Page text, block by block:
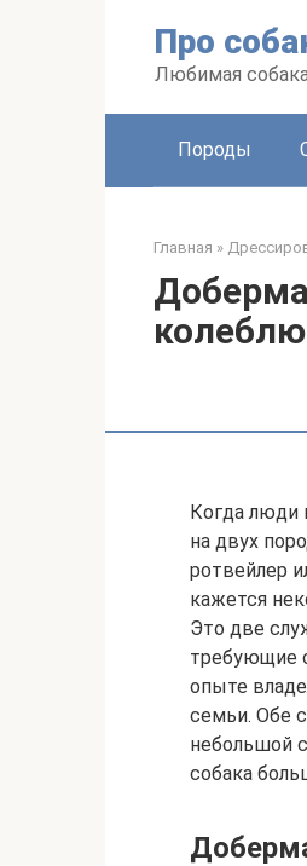
Про
Любимая
Породы
Главная »
Когда люди
на двух
ротвейлер
кажется
Это две
требующие
опыте
семьи. Обе
небольшой
собака